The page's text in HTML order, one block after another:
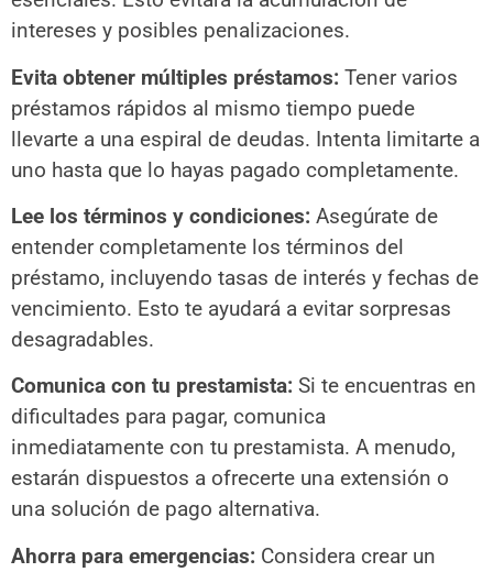
intereses y posibles penalizaciones.
Evita obtener múltiples préstamos: Tener varios
préstamos rápidos al mismo tiempo puede
llevarte a una espiral de deudas. Intenta limitarte a
uno hasta que lo hayas pagado completamente.
Lee los términos y condiciones: Asegúrate de
entender completamente los términos del
préstamo, incluyendo tasas de interés y fechas de
vencimiento. Esto te ayudará a evitar sorpresas
desagradables.
Comunica con tu prestamista: Si te encuentras en
dificultades para pagar, comunica
inmediatamente con tu prestamista. A menudo,
estarán dispuestos a ofrecerte una extensión o
una solución de pago alternativa.
Ahorra para emergencias: Considera crear un